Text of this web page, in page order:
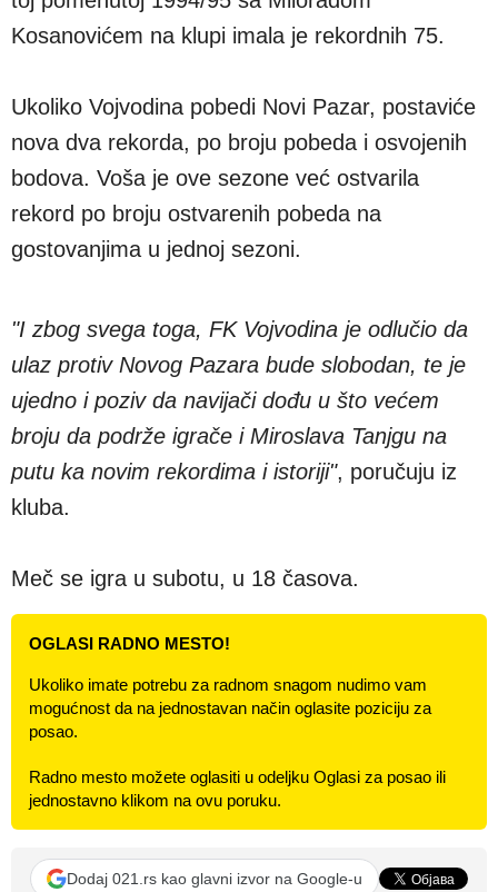
Kosanovićem na klupi imala je rekordnih 75.
Ukoliko Vojvodina pobedi Novi Pazar, postaviće
nova dva rekorda, po broju pobeda i osvojenih
bodova. Voša je ove sezone već ostvarila
rekord po broju ostvarenih pobeda na
gostovanjima u jednoj sezoni.
"I zbog svega toga, FK Vojvodina je odlučio da
ulaz protiv Novog Pazara bude slobodan, te je
ujedno i poziv da navijači dođu u što većem
broju da podrže igrače i Miroslava Tanjgu na
putu ka novim rekordima i istoriji", poručuju iz
kluba.
Meč se igra u subotu, u 18 časova.
OGLASI RADNO MESTO!
Ukoliko imate potrebu za radnom snagom nudimo vam
mogućnost da na jednostavan način oglasite poziciju za
posao.
Radno mesto možete oglasiti u odeljku Oglasi za posao ili
jednostavno klikom na ovu poruku.
Dodaj 021.rs kao glavni izvor na Google-u